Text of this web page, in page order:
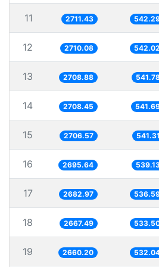
11 2711.43
12 2710.08 542.02
13 2708.88
14 2708.45
15 2706.57 541.31
16 2695.64
17 2682.97
18 2667.49
19 2660.20